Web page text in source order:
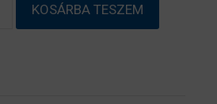
Epson
KOSÁRBA TESZEM